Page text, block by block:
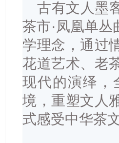
古有文人墨
茶市·凤凰单
学理念，通过
花道艺术、老
现代的演绎，
境，重塑文人
式感受中华茶